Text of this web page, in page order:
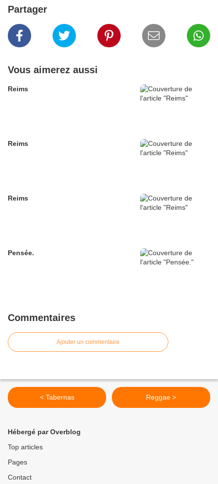
Partager
Vous aimerez aussi
Reims
Reims
Reims
Pensée.
Commentaires
Ajouter un commentaire
< Tabernas Reggae >
Hébergé par Overblog
Top articles
Pages
Contact